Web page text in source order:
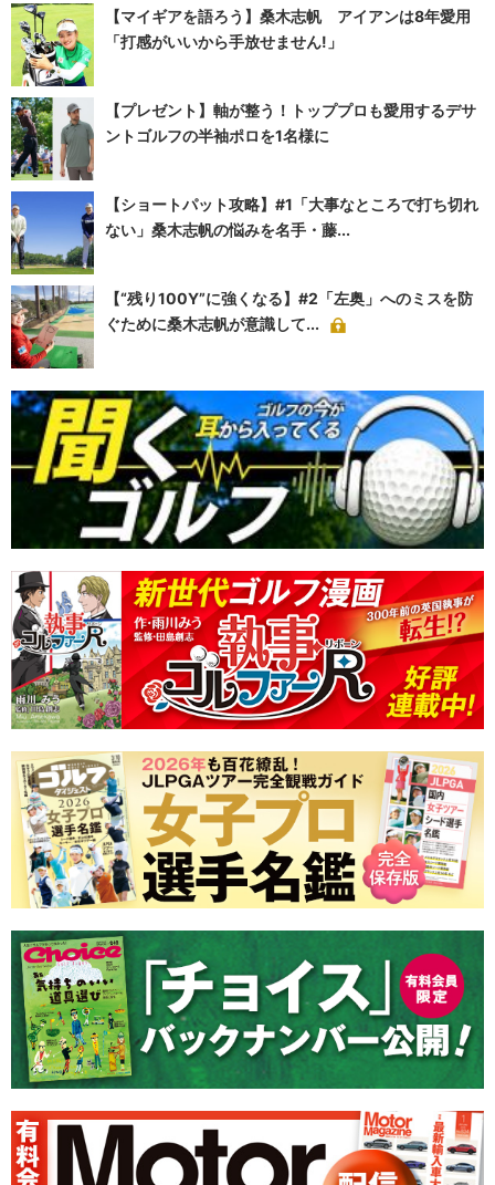
【マイギアを語ろう】桑木志帆 アイアンは8年愛用
「打感がいいから手放せません!」
【プレゼント】軸が整う！トッププロも愛用するデサ
ントゴルフの半袖ポロを1名様に
【ショートパット攻略】#1「大事なところで打ち切れ
ない」桑木志帆の悩みを名手・藤...
【“残り100Y”に強くなる】#2「左奥」へのミスを防
ぐために桑木志帆が意識して...